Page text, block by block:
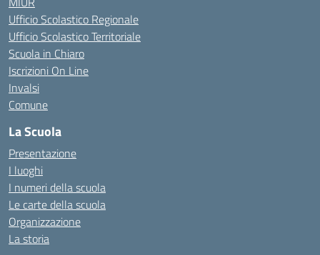
Ufficio Scolastico Regionale
Ufficio Scolastico Territoriale
Scuola in Chiaro
Iscrizioni On Line
Invalsi
Comune
La Scuola
Presentazione
I luoghi
I numeri della scuola
Le carte della scuola
Organizzazione
La storia